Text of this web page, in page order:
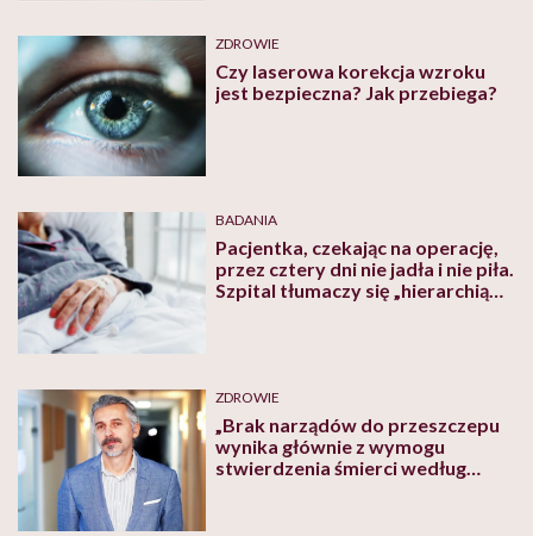
ZDROWIE
Czy laserowa korekcja wzroku
jest bezpieczna? Jak przebiega?
BADANIA
Pacjentka, czekając na operację,
przez cztery dni nie jadła i nie piła.
Szpital tłumaczy się „hierarchią
ZDROWIE
„Brak narządów do przeszczepu
wynika głównie z wymogu
stwierdzenia śmierci według